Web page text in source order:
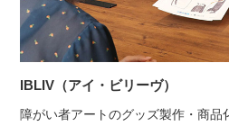
IBLIV（アイ・ビリーヴ）
障がい者アートのグッズ製作・商品